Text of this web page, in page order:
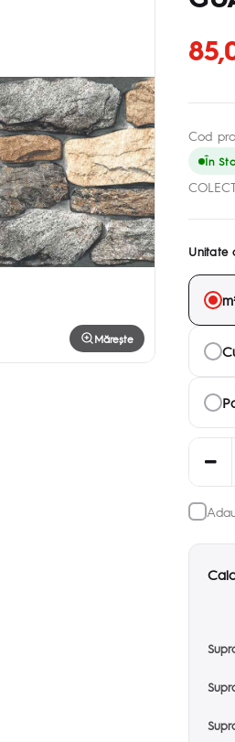
Mărește
Cod
În
Unitate